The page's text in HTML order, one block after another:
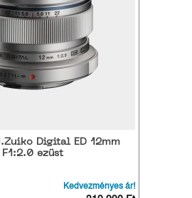
Digital ED 12mm
F1:2.0 ezüst
Kedvezményes ár!